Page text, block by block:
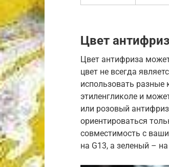
Цвет
Цвет антифриза
цвет не всегда
использовать разные
этиленгликоле и
или розовый
ориентироваться
совместимость с
на G13, а зеленый –